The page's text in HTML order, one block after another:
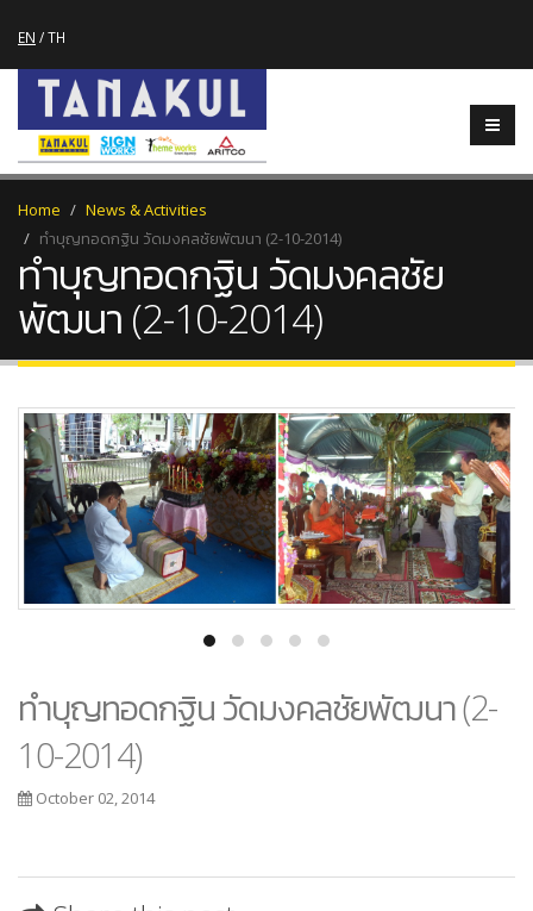
EN /TH
Home
News & Activities
ทำบุญทอดกฐิน วัดมงคลชัยพัฒนา (2-10-2014)
ทำบุญทอดกฐิน วัดมงคลชัย
พัฒนา (2-10-2014)
ทำบุญทอดกฐิน วัดมงคลชัยพัฒนา (2-
10-2014)
October 02, 2014